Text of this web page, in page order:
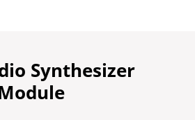
Synthesizer